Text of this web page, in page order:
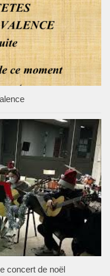
concert de noël